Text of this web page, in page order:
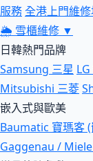
服務全港上門維
🌦 雪櫃維修 ▼
日韓熱門品牌
Samsung 三星
Mitsubishi 三菱
嵌入式與歐美
Baumatic 寶瑪客
Gaggenau /